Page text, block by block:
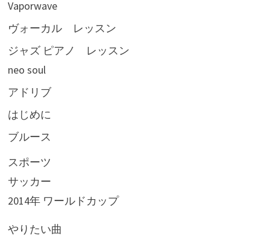
Vaporwave
ヴォーカル レッスン
ジャズ ピアノ レッスン
neo soul
アドリブ
はじめに
ブルース
スポーツ
サッカー
2014年 ワールドカップ
やりたい曲